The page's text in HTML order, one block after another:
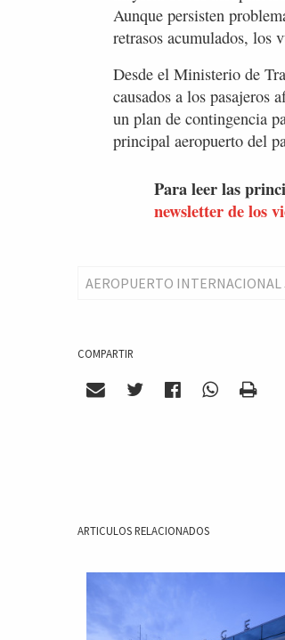
Aunque persisten
retrasos acumulados, los
Desde el Ministerio de
causados a los pasajeros
un plan de contingencia
principal aeropuerto del
Para leer las
newsletter de los
AEROPUERTO INTERNACIONAL
COMPARTIR
ARTICULOS RELACIONADOS